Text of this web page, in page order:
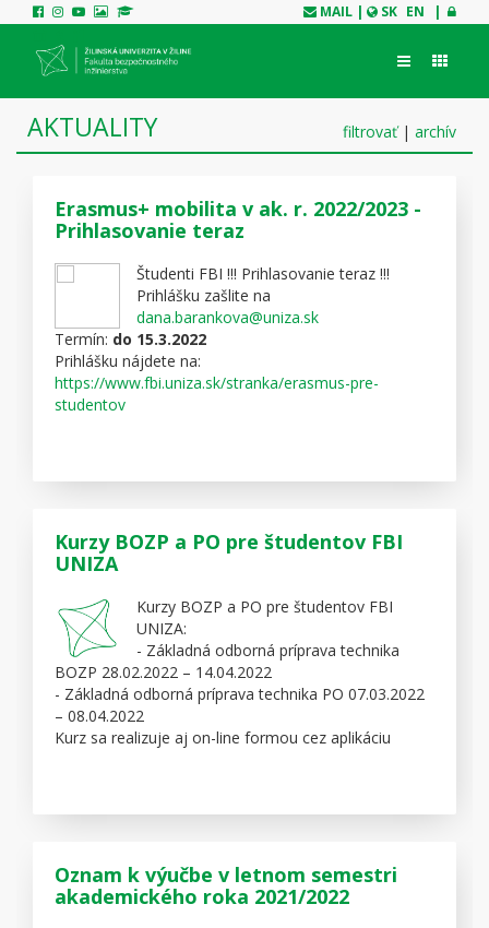
MAIL| SK EN |
AKTUALITY filtrovať| archív
Erasmus+ mobilita v ak. r. 2022/2023 -
Prihlasovanie teraz
Študenti FBI !!! Prihlasovanie teraz !!!
Prihlášku zašlite na
dana.barankova@uniza.sk
Termín: do 15.3.2022
Prihlášku nájdete na:
https://www.fbi.uniza.sk/stranka/erasmus-pre-
studentov
Kurzy BOZP a PO pre študentov FBI
UNIZA
Kurzy BOZP a PO pre študentov FBI
UNIZA:
- Základná odborná príprava technika
BOZP 28.02.2022 – 14.04.2022
- Základná odborná príprava technika PO 07.03.2022
– 08.04.2022
Kurz sa realizuje aj on-line formou cez aplikáciu
Oznam k výučbe v letnom semestri
akademického roka 2021/2022